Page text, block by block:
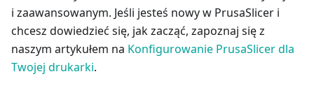
i zaawansowanym. Jeśli jesteś nowy w PrusaSlicer i
chcesz dowiedzieć się, jak zacząć, zapoznaj się z
naszym artykułem na Konfigurowanie PrusaSlicer dla
Twojej drukarki.